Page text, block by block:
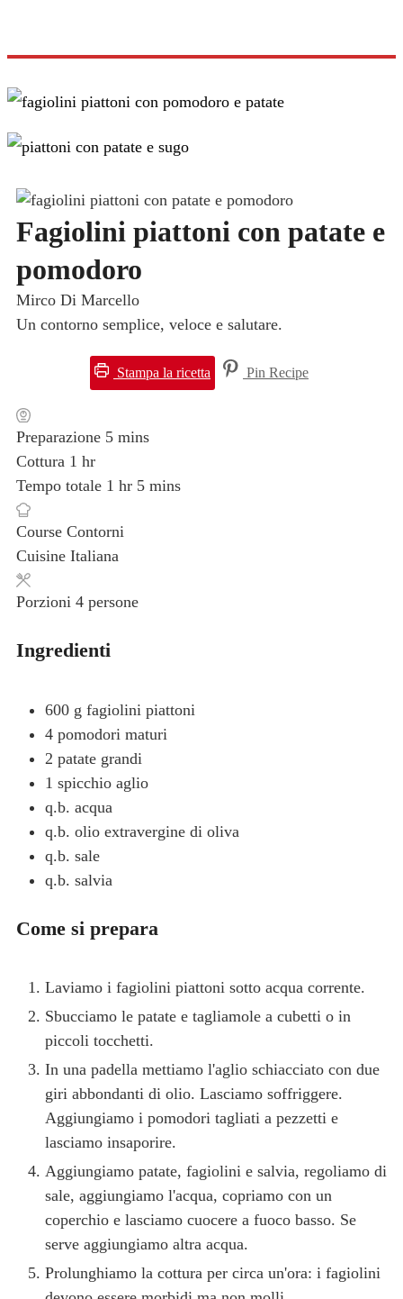
Fagiolini piattoni con patate e
pomodoro
Mirco Di Marcello
Un contorno semplice, veloce e salutare.
Stampa la ricetta Pin Recipe
Preparazione 5minuti
mins
Cottura 1 ora
hr
Tempo totale 1 ora
hr 5minuti
mins
Course Contorni
Cuisine Italiana
Porzioni 4 persone
Ingredienti
600 g fagiolini piattoni
4 pomodori maturi
2 patate grandi
1 spicchio aglio
q.b. acqua
q.b. olio extravergine di oliva
q.b. sale
q.b. salvia
Come si prepara
Laviamo i fagiolini piattoni sotto acqua corrente.
Sbucciamo le patate e tagliamole a cubetti o in
piccoli tocchetti.
In una padella mettiamo l'aglio schiacciato con due
giri abbondanti di olio. Lasciamo soffriggere.
Aggiungiamo i pomodori tagliati a pezzetti e
lasciamo insaporire.
Aggiungiamo patate, fagiolini e salvia, regoliamo di
sale, aggiungiamo l'acqua, copriamo con un
coperchio e lasciamo cuocere a fuoco basso. Se
serve aggiungiamo altra acqua.
Prolunghiamo la cottura per circa un'ora: i fagiolini